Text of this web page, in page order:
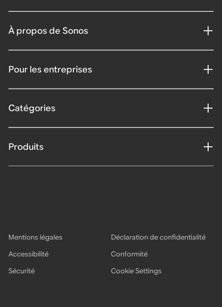
À propos de Sonos
Pour les entreprises
Catégories
Produits
Mentions légales
Déclaration de confidentialité
Accessibilité
Conformité
Sécurité
Cookie Settings